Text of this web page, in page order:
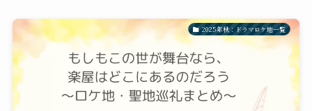
2025年秋：ドラマロケ地一覧